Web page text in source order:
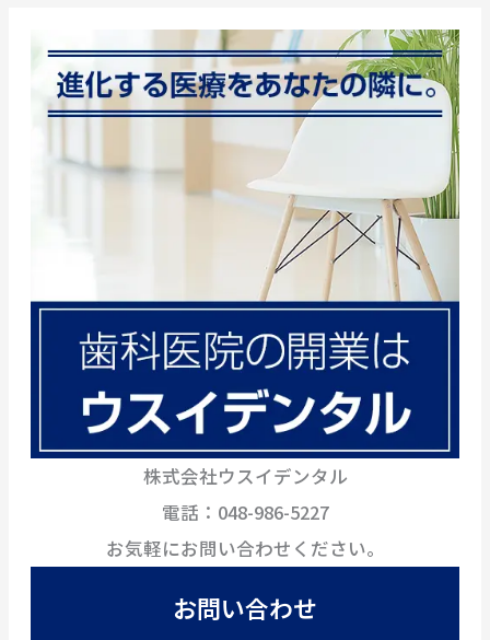
株式会社ウスイデンタル
電話：048-986-5227
お気軽にお問い合わせください。
お問い合わせ